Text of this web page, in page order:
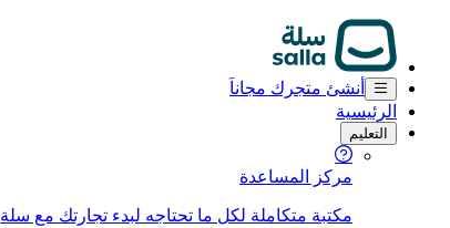
أنشئ متجرك مجاناَ
الرئيسية
التعليم
مركز المساعدة
مكتبة متكاملة لكل ما تحتاجه لبدء تجارتك مع سلة